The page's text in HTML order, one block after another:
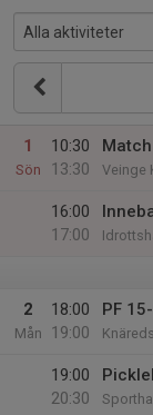
1
Sön
10:30
13:30
Veinge
16:00
17:00
2
Mån
18:00
19:00
PF
19:00
20:30